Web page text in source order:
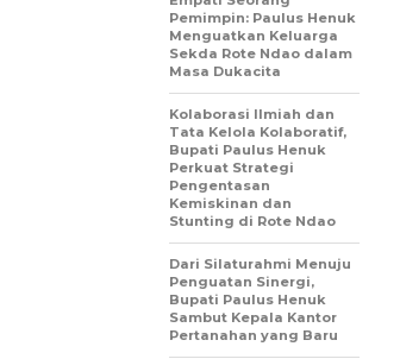
Pemimpin: Paulus Henuk
Menguatkan Keluarga
Sekda Rote Ndao dalam
Masa Dukacita
Kolaborasi Ilmiah dan
Tata Kelola Kolaboratif,
Bupati Paulus Henuk
Perkuat Strategi
Pengentasan
Kemiskinan dan
Stunting di Rote Ndao
Dari Silaturahmi Menuju
Penguatan Sinergi,
Bupati Paulus Henuk
Sambut Kepala Kantor
Pertanahan yang Baru